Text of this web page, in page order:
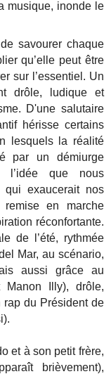
musique, inonde le
savourer chaque
qu’elle peut être
sur l’essentiel. Un
drôle, ludique et
D'une salutaire
hérisse certains
lesquels la réalité
par un démiurge
l’idée que nous
qui exaucerait nos
en marche
réconfortante.
de l’été, rythmée
Mar, au scénario,
aussi grâce au
Manon Illy), drôle,
rap du Président de
et à son petit frère,
brièvement),